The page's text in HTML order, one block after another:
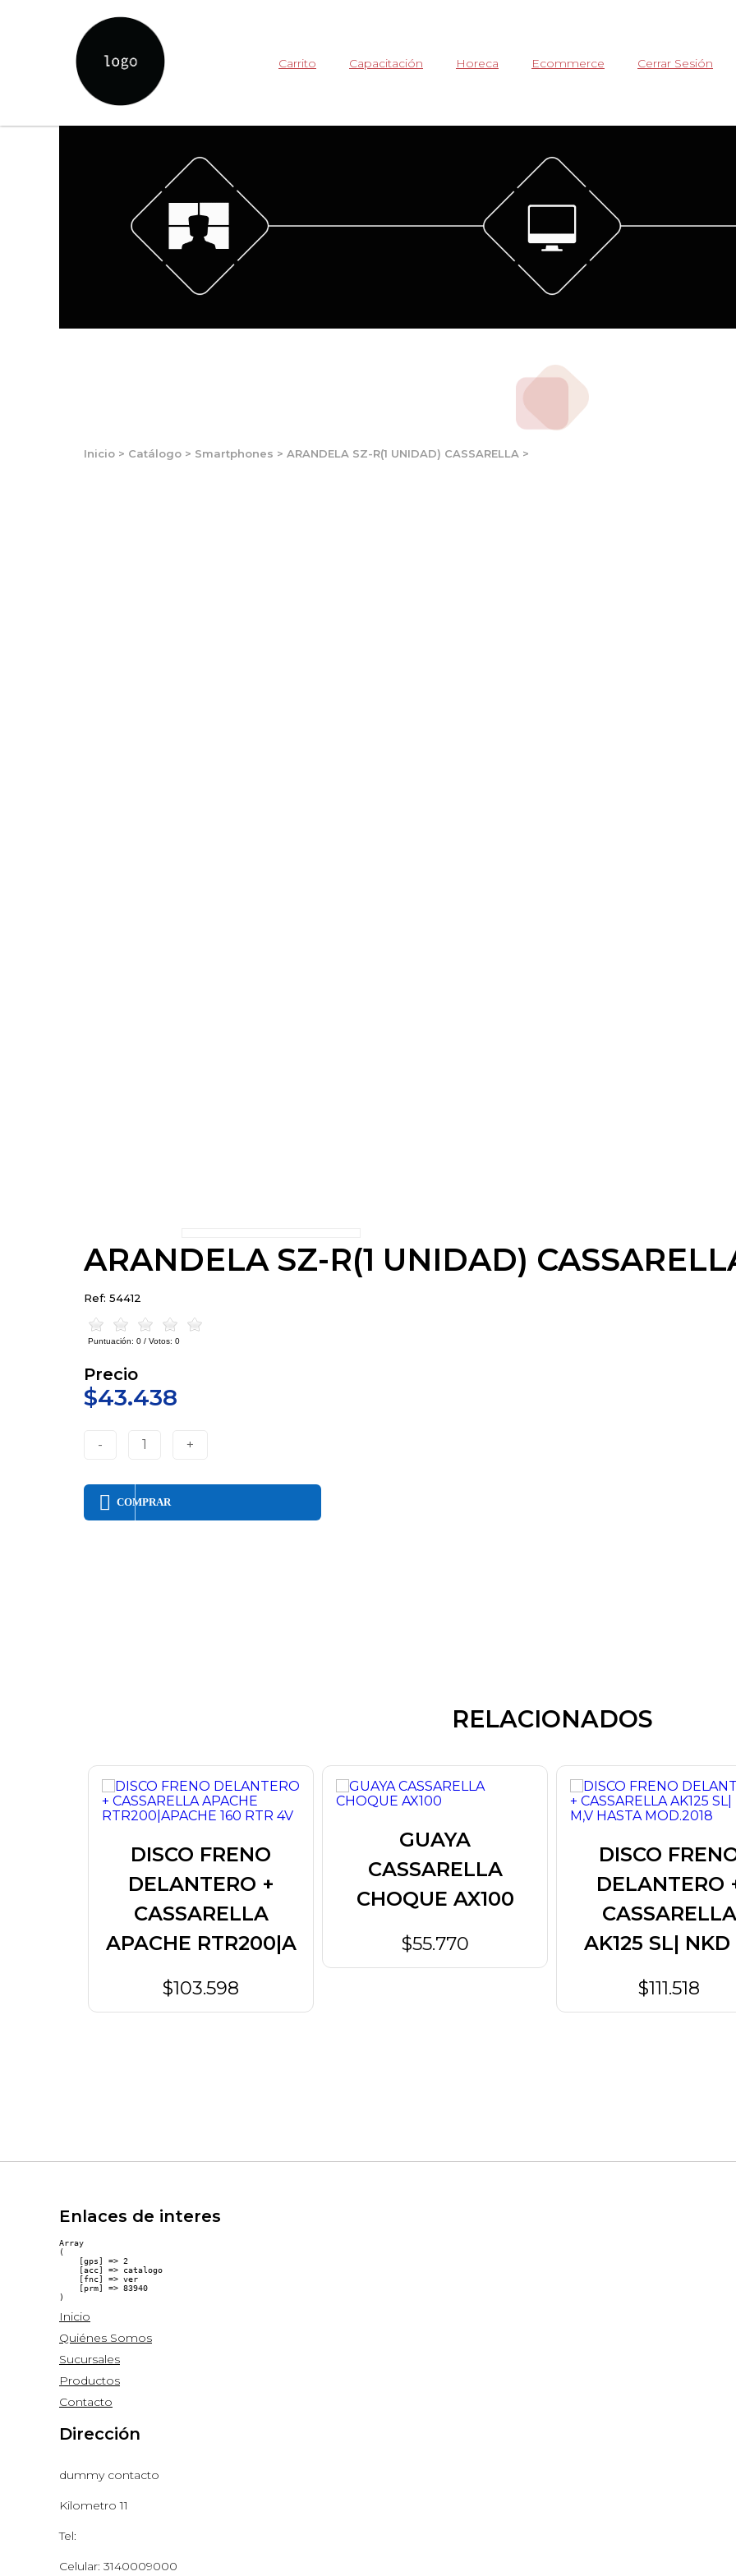
Carrito Capacitación Horeca Ecommerce Cerrar Sesión
Inicio > Catálogo > Smartphones > ARANDELA SZ-R(1 UNIDAD) CASSARELLA >
ARANDELA SZ-R(1 UNIDAD)
Ref: 54412
Puntuación: 0 / Votos: 0
Precio
$43.438
- 1 +
COMPRAR
RELACIONADOS
DISCO FRENO
DELANTERO +
CASSARELLA
APACHE RTR200|A
$103.598
GUAYA
CASSARELLA
CHOQUE AX100
$55.770
DISCO
DELANTERO
CASSARELLA
AK125 SL| NKD
$111.518
Enlaces de interes
Array
(
    [gps] => 2
    [acc] => catalogo
    [fnc] => ver
    [prm] => 83940
Inicio
Quiénes Somos
Sucursales
Productos
Contacto
Dirección
dummy contacto
Kilometro 11
Tel:
Celular: 3140009000